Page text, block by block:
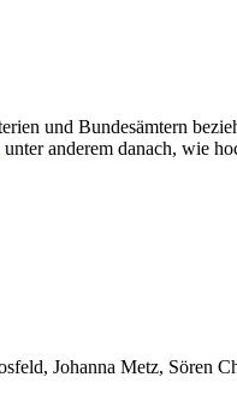
und Bundesämtern
unter anderem danach, wie
Johanna Metz, Sören